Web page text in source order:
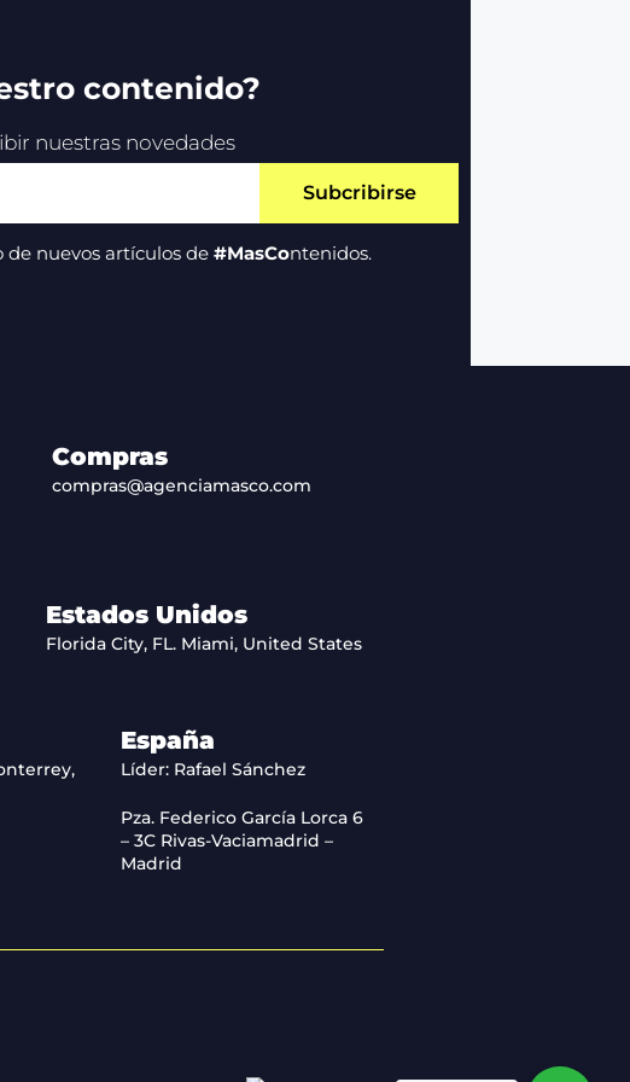
contenido?
nuestras novedades
nuevos artículos de #MasContenidos.
Subcribirse
Compras
compras@agenciamasco.com
Estados Unidos
Florida City, FL. Miami, United States
España
Líder: Rafael Sánchez
Pza. Federico García Lorca 6
– 3C Rivas-Vaciamadrid –
Madrid